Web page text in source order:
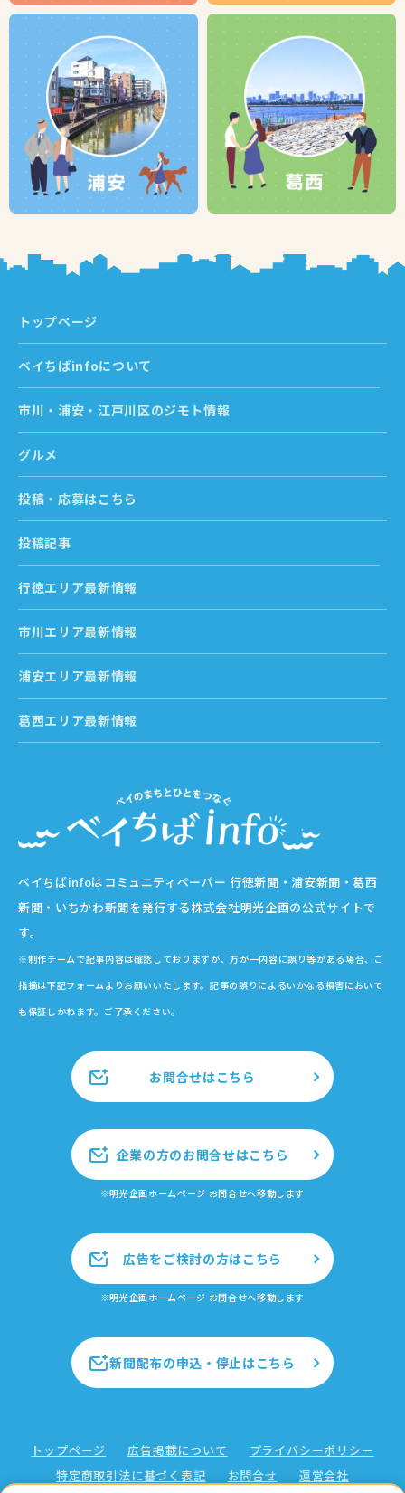
ベイちばinfoはコミュニティペーパー 行徳新聞・浦安新聞・葛西
新聞・いちかわ新聞を発行する株式会社明光企画の公式サイトで
す。
※制作チームで記事内容は確認しておりますが、万が一内容に誤り等がある場合、ご
指摘は下記フォームよりお願いいたします。記事の誤りによるいかなる損害において
も保証しかねます。ご了承ください。
お問合せはこちら
企業の方のお問合せはこちら
※明光企画ホームページ お問合せへ移動します
広告をご検討の方はこちら
※明光企画ホームページ お問合せへ移動します
新聞配布の申込・停止はこちら
トップページ
ベイちばinfoについて
市川・浦安・江戸川区のジモト情報
グルメ
投稿・応募はこちら
投稿記事
行徳エリア最新情報
市川エリア最新情報
浦安エリア最新情報
葛西エリア最新情報
トップページ 広告掲載について
プライバシーポリシー
特定商取引法に基づく表記
お問合せ 運営会社